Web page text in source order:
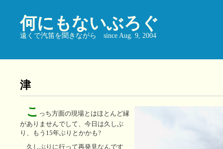
何にもないぶろぐ
遠くで汽笛を聞きながら since Aug. 9, 2004
津
こ っち方面の現場とはほとんど縁
がありませんでして、今日は久しぶ
り、もう15年ぶりとかかも?
久しぶりに行って再発見なんです